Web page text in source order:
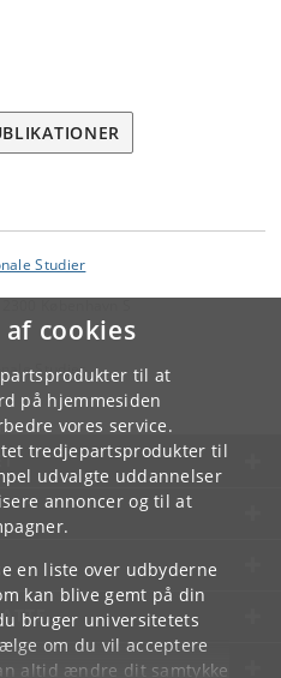
cookies
til at
på hjemmesiden
vores service.
tredjepartsprodukter til
udvalgte uddannelser
annoncer og til at
en liste over udbyderne
kan blive gemt på din
bruger universitetets
om du vil acceptere
altid ændre dit samtykke
Studier
Studier